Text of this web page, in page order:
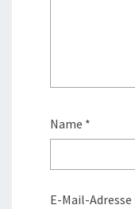
Name *
E-Mail-Adresse